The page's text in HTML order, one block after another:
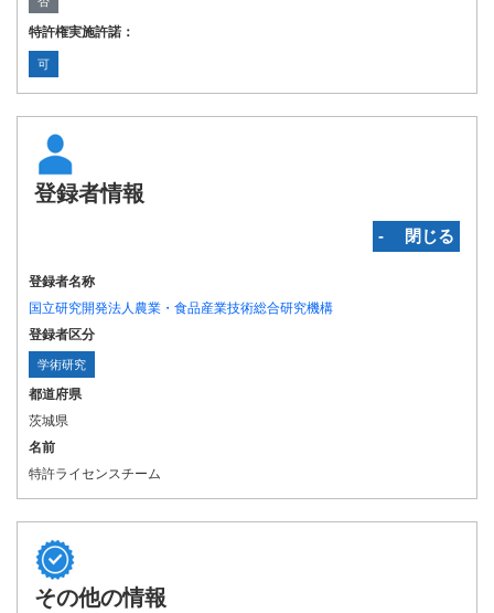
特許権実施許諾：
可
登録者情報
‐ 閉じる
登録者名称
国立研究開発法人農業・食品産業技術総合研究機構
登録者区分
学術研究
都道府県
茨城県
名前
特許ライセンスチーム
その他の情報